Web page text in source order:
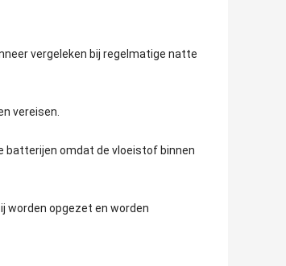
vergeleken bij regelmatige natte
vereisen.
batterijen omdat de vloeistof binnen
worden opgezet en worden